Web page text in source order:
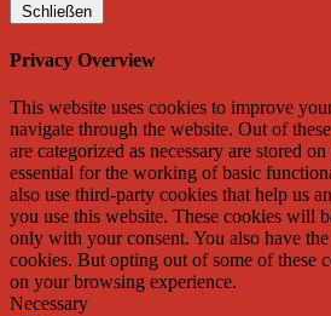
Schließen
Privacy Overview
This website uses cookies to improve
navigate through the website. Out of
are categorized as necessary are stored
essential for the working of basic
also use third-party cookies that help us
you use this website. These cookies will
only with your consent. You also have
cookies. But opting out of some of these
on your browsing experience.
Necessary